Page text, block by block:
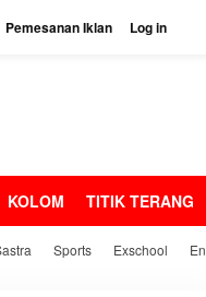
Pemesanan Iklan Log in
KOLOM TITIK TERANG
Sports Exschool